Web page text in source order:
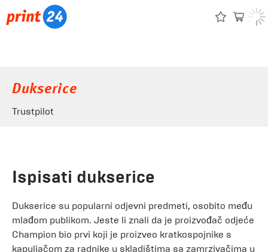
Dukserice
Trustpilot
Ispisati dukserice
Dukserice su popularni odjevni predmeti, osobito među
mlađom publikom. Jeste li znali da je proizvođač odjeće
Champion bio prvi koji je proizveo kratkospojnike s
kapuljačom za radnike u skladištima sa zamrzivačima u